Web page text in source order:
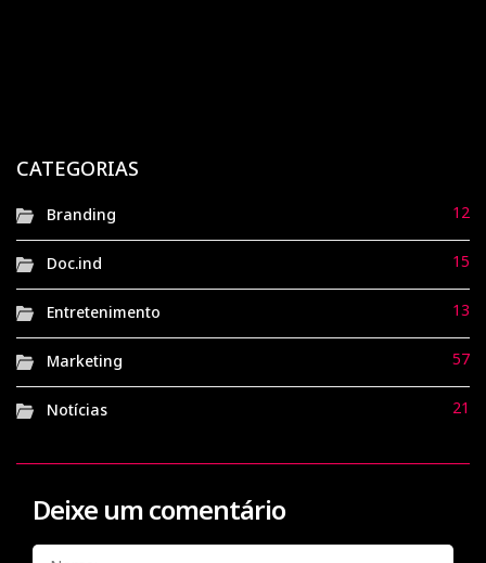
Doc.ind
CATEGORIAS
Branding 12
Doc.ind 15
Entretenimento 13
Marketing 57
Notícias 21
Deixe um comentário